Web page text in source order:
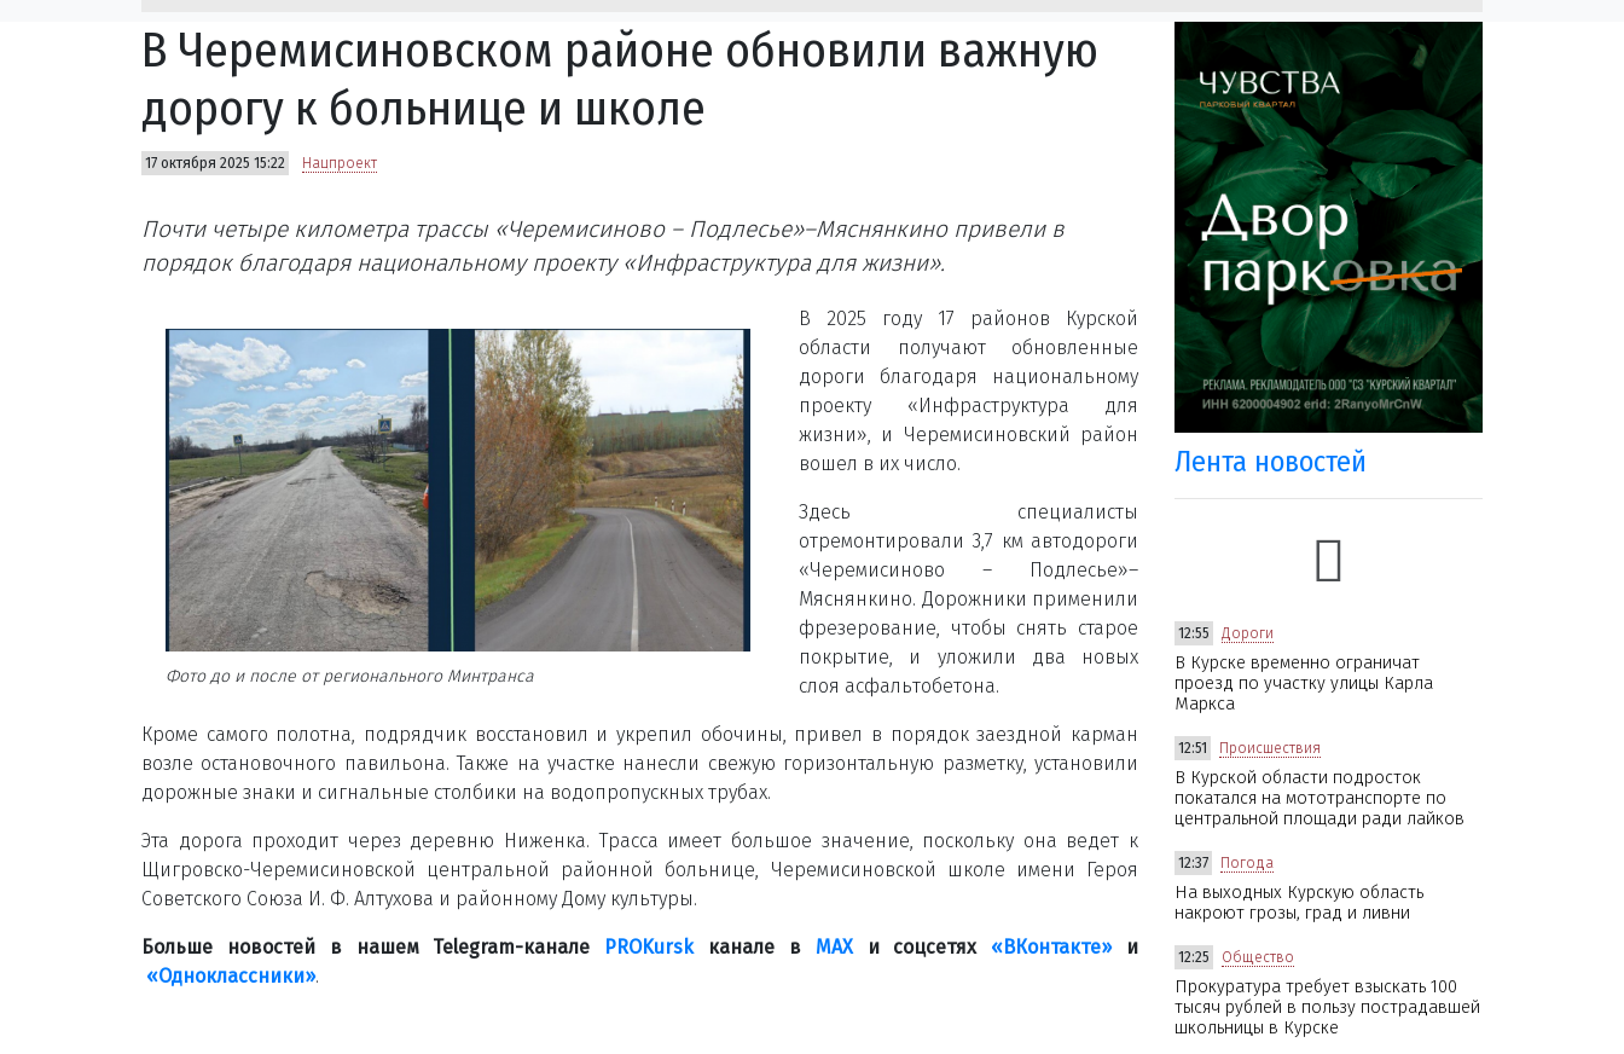
В Черемисиновском районе обновили важную
дорогу к больнице и школе
17 октября 2025 15:22 Нацпроект
Почти четыре километра трассы «Черемисиново – Подлесье»–Мяснянкино привели в
порядок благодаря национальному проекту «Инфраструктура для жизни».
Фото до и после от регионального Минтранса
В 2025 году 17 районов Курской
области получают обновленные
дороги благодаря национальному
проекту «Инфраструктура для
жизни», и Черемисиновский район
вошел в их число.
Здесь специалисты
отремонтировали 3,7 км автодороги
«Черемисиново – Подлесье»–
Мяснянкино. Дорожники применили
фрезерование, чтобы снять старое
покрытие, и уложили два новых
слоя асфальтобетона.
Кроме самого полотна, подрядчик восстановил и укрепил обочины, привел в порядок заездной карман
возле остановочного павильона. Также на участке нанесли свежую горизонтальную разметку, установили
дорожные знаки и сигнальные столбики на водопропускных трубах.
Эта дорога проходит через деревню Ниженка. Трасса имеет большое значение, поскольку она ведет к
Щигровско-Черемисиновской центральной районной больнице, Черемисиновской школе имени Героя
Советского Союза И. Ф. Алтухова и районному Дому культуры.
Больше новостей в нашем Telegram-канале PROKurskканале в МАХи соцсетях «ВКонтакте»и
«Одноклассники».
Лента новостей
12:55 Дороги
В Курске временно ограничат
проезд по участку улицы Карла
Маркса
12:51 Происшествия
В Курской области подросток
покатался на мототранспорте по
центральной площади ради лайков
12:37 Погода
На выходных Курскую область
накроют грозы, град и ливни
12:25 Общество
Прокуратура требует взыскать 100
тысяч рублей в пользу пострадавшей
школьницы в Курске